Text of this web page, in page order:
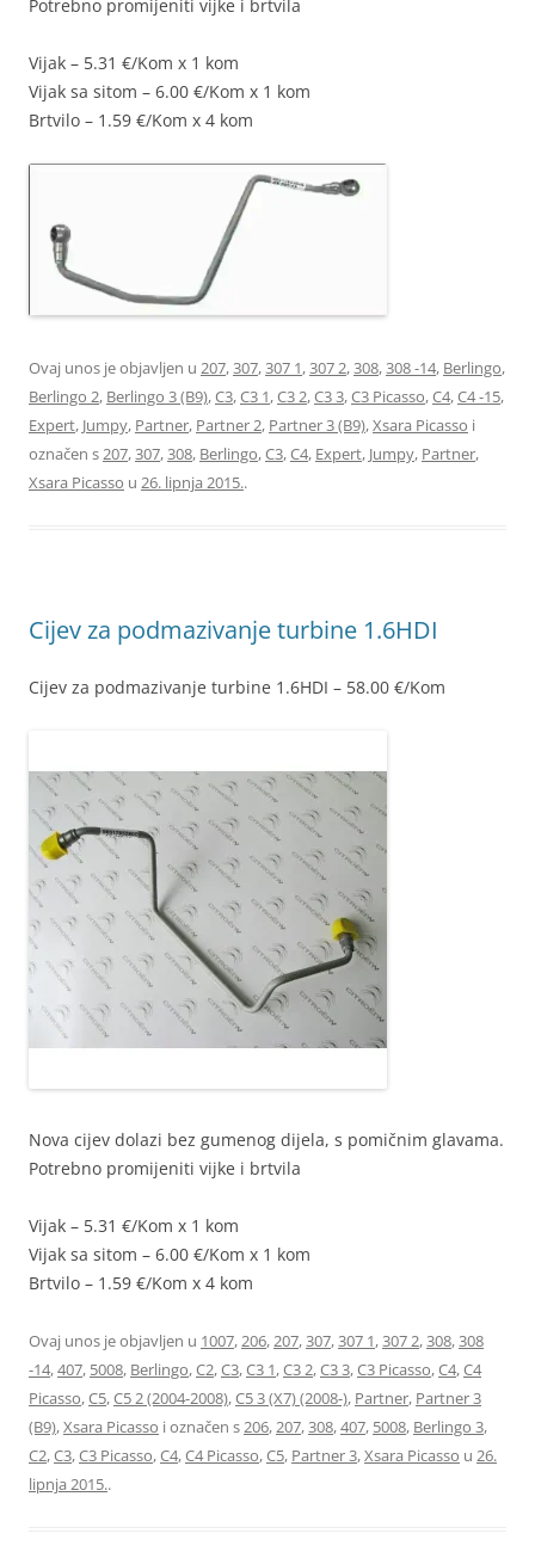
Potrebno promijeniti vijke i brtvila
Vijak – 5.31 €/Kom x 1 kom
Vijak sa sitom – 6.00 €/Kom x 1 kom
Brtvilo – 1.59 €/Kom x 4 kom
Ovaj unos je objavljen u 207,307,307 1,307 2,308,308 -14, Berlingo,
Berlingo 2, Berlingo 3 (B9),C3,C3 1,C3 2,C3 3,C3 Picasso,C4,C4 -15,
Expert, Jumpy, Partner, Partner 2, Partner 3 (B9),Xsara Picasso i
označen s 207,307,308, Berlingo,C3,C4, Expert, Jumpy, Partner,
Xsara Picasso u 26. lipnja 2015..
Cijev za podmazivanje turbine 1.6HDI
Cijev za podmazivanje turbine 1.6HDI – 58.00 €/Kom
Nova cijev dolazi bez gumenog dijela, s pomičnim glavama.
Potrebno promijeniti vijke i brtvila
Vijak – 5.31 €/Kom x 1 kom
Vijak sa sitom – 6.00 €/Kom x 1 kom
Brtvilo – 1.59 €/Kom x 4 kom
Ovaj unos je objavljen u 1007, 206, 207,307,307 1,307 2,308,308
-14,407, 5008, Berlingo,C2,C3,C3 1,C3 2,C3 3,C3 Picasso,C4,C4
Picasso,C5,C5 2 (2004-2008),C5 3 (X7) (2008-), Partner, Partner 3
(B9),Xsara Picasso i označen s 206, 207,308,407, 5008, Berlingo 3,
C2,C3,C3 Picasso,C4,C4 Picasso,C5, Partner 3,Xsara Picasso u 26.
lipnja 2015..